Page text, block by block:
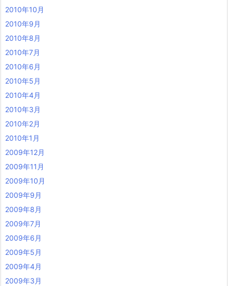
2010年10月
2010年9月
2010年8月
2010年7月
2010年6月
2010年5月
2010年4月
2010年3月
2010年2月
2010年1月
2009年12月
2009年11月
2009年10月
2009年9月
2009年8月
2009年7月
2009年6月
2009年5月
2009年4月
2009年3月